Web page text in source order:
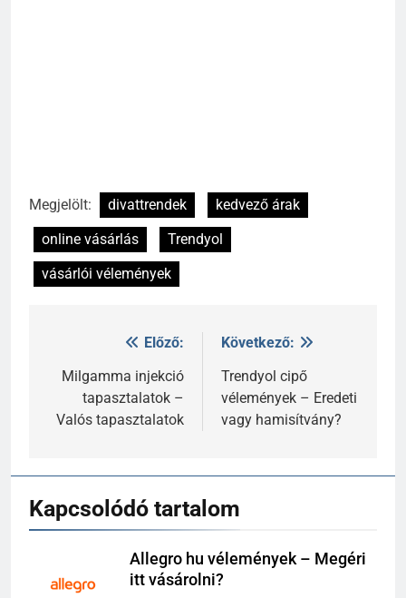
Megjelölt: divattrendek
kedvező árak
online vásárlás
Trendyol
vásárlói vélemények
Bejegyzés
navigáció
Előző:
Milgamma injekció
tapasztalatok –
Valós tapasztalatok
Következő:
Trendyol cipő
vélemények – Eredeti
vagy hamisítvány?
Kapcsolódó tartalom
Allegro hu vélemények – Megéri
itt vásárolni?